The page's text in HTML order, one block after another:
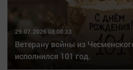
29.07.2026 08:00:33
Ветерану войны из
исполнился 101 год.